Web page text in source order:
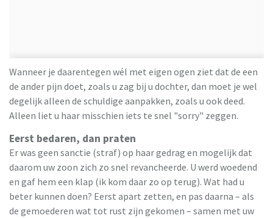
Wanneer je daarentegen wél met eigen ogen ziet dat de een
de ander pijn doet, zoals u zag bij u dochter, dan moet je wel
degelijk alleen de schuldige aanpakken, zoals u ook deed.
Alleen liet u haar misschien iets te snel "sorry" zeggen.
Eerst bedaren, dan praten
Er was geen sanctie (straf) op haar gedrag en mogelijk dat
daarom uw zoon zich zo snel revancheerde. U werd woedend
en gaf hem een klap (ik kom daar zo op terug). Wat had u
beter kunnen doen? Eerst apart zetten, en pas daarna – als
de gemoederen wat tot rust zijn gekomen – samen met uw